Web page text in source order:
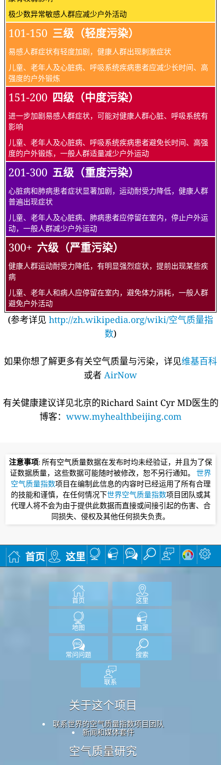
极少数异常敏感人群应减少户外活动
101-150 三级（轻度污染）
易感人群症状有轻度加剧，健康人群出现刺激症状
儿童、老年人及心脏病、呼吸系统疾病患者应减少长时间、高
强度的户外锻炼
151-200 四级（中度污染）
进一步加剧易感人群症状，可能对健康人群心脏、呼吸系统有
影响
儿童、老年人及心脏病、呼吸系统疾病患者避免长时间、高强
度的户外锻炼，一般人群适量减少户外运动
201-300 五级（重度污染）
心脏病和肺病患者症状显著加剧，运动耐受力降低，健康人群
普遍出现症状
儿童、老年人及心脏病、肺病患者应停留在室内，停止户外运
动，一般人群减少户外运动
300+ 六级（严重污染）
健康人群运动耐受力降低，有明显强烈症状，提前出现某些疾
病
儿童、老年人和病人应停留在室内，避免体力消耗，一般人群
避免户外活动
(参考详见 http://zh.wikipedia.org/wiki/空气质量指
数)
如果你想了解更多有关空气质量与污染，详见维基百科
或者 AirNow
有关健康建议详见北京的Richard Saint Cyr MD医生的
博客： www.myhealthbeijing.com
注意事项: 所有空气质量数据在发布时均未经验证，并且为了保
证数据质量，这些数据可能随时被修改，恕不另行通知。 世界
空气质量指数项目在编制此信息的内容时已经运用了所有合理
的技能和谨慎，在任何情况下世界空气质量指数项目团队或其
代理人将不会为由于提供此数据而直接或间接引起的伤害、合
同损失、侵权及其他任何损失负责。
首页 这里
首页 这里
地图 口罩
常问问题 搜索
联系
关于这个项目
联系世界的空气质量指数项目团队
新闻和媒体套件
空气质量研究